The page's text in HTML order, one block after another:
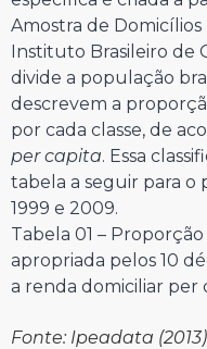
Amostra de
Instituto Brasileiro de
divide a população
descrevem a
por cada classe, de
per capita. Essa
tabela a seguir para
1999 e 2009.
Tabela 01 –
apropriada pelos 10
a renda domiciliar per
Fonte: Ipeadata